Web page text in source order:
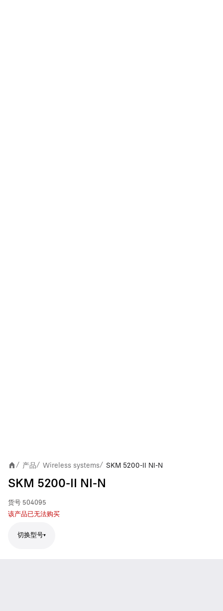
/ 产品/ Wireless systems/ SKM 5200-II NI-N
SKM 5200-II NI-N
货号 504095
该产品已无法购买
切换型号